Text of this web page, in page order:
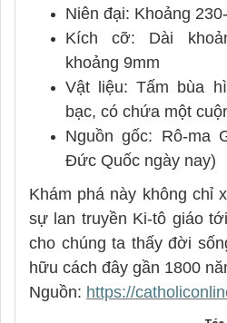
Niên đại: Khoảng
Kích cỡ: Dài
khoảng 9mm
Vật liệu: Tấm bùa
bạc, có chứa một
Nguồn gốc: Rô-ma
Đức Quốc ngày nay)
Khám phá này không chỉ
sự lan truyền Ki-tô giáo
cho chúng ta thấy đời
hữu cách đây gần 1800
Nguồn: https://